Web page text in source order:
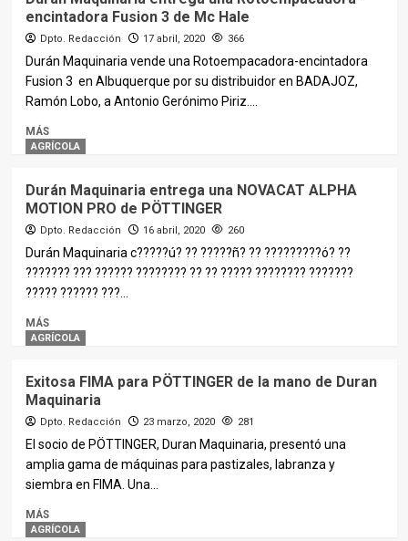
encintadora Fusion 3 de Mc Hale
Dpto. Redacción 17 abril, 2020 366
Durán Maquinaria vende una Rotoempacadora-encintadora
Fusion 3 en Albuquerque por su distribuidor en BADAJOZ,
Ramón Lobo, a Antonio Gerónimo Piriz....
MÁS
AGRÍCOLA
Durán Maquinaria entrega una NOVACAT ALPHA
MOTION PRO de PÖTTINGER
Dpto. Redacción 16 abril, 2020 260
Durán Maquinaria c?????ú? ?? ?????ñ? ?? ?????????ó? ??
??????? ??? ?????? ???????? ?? ?? ????? ???????? ???????
????? ?????? ???...
MÁS
AGRÍCOLA
Exitosa FIMA para PÖTTINGER de la mano de Duran
Maquinaria
Dpto. Redacción 23 marzo, 2020 281
El socio de PÖTTINGER, Duran Maquinaria, presentó una
amplia gama de máquinas para pastizales, labranza y
siembra en FIMA. Una...
MÁS
AGRÍCOLA